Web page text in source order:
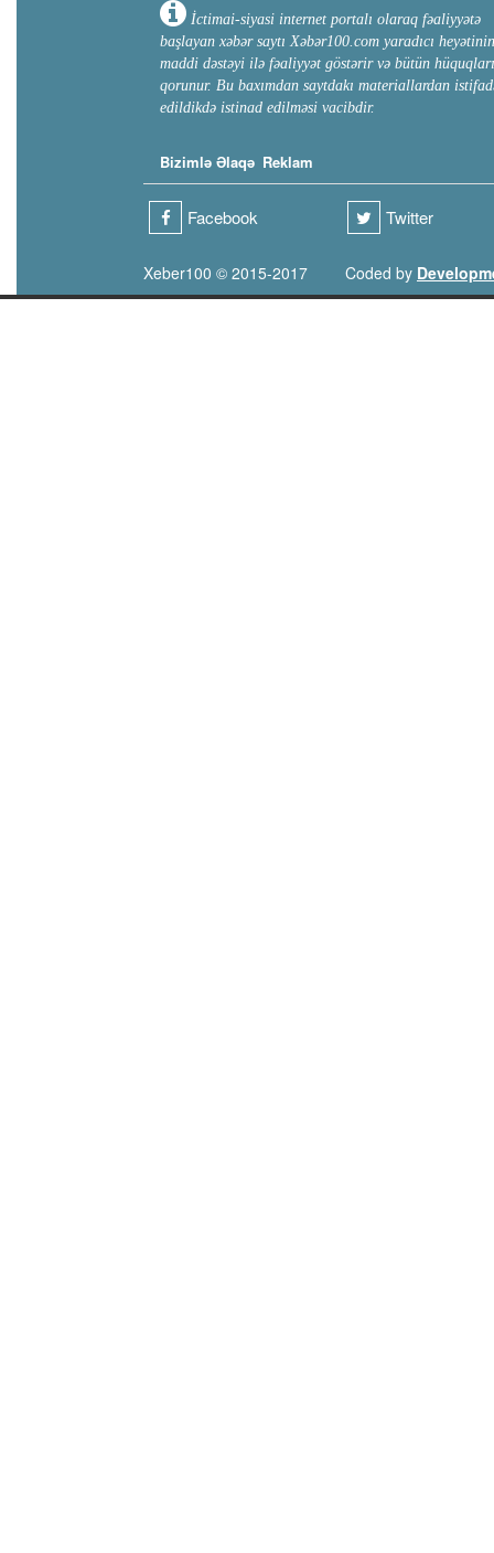
İctimai-siyasi internet portalı olaraq fəaliyyətə
başlayan xəbər saytı Xəbər100.com yaradıcı heyətinin
maddi dəstəyi ilə fəaliyyət göstərir və bütün hüquqları
qorunur. Bu baxımdan saytdakı materiallardan
edildikdə istinad edilməsi vacibdir.
Bizimlə Əlaqə Reklam
Facebook Twitter
Xeber100 © 2015-2017 Coded by